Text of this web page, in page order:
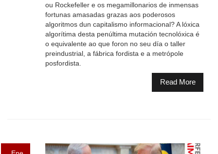
ou Rockefeller e os megamillonarios de inmensas
fortunas amasadas grazas aos poderosos
algoritmos dun capitalismo informacional? A lóxica
algorítima desta penúltima mutación tecnolóxica é
o equivalente ao que foron no seu día o taller
preindustrial, a fábrica fordista e a metrópole
posfordista.
Read More